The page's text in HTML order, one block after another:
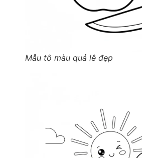
Mẫu tô màu quả lê đẹp